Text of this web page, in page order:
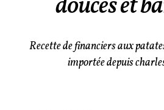
Recette de financiers aux
importée depuis